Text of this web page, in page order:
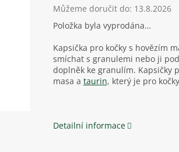
Můžeme doručit do: 13.8.2026
Položka byla vyprodána…
Kapsička pro kočky s hovězím
smíchat s granulemi nebo ji
doplněk ke granulím. Kapsičky
masa a taurin, který je pro
Detailní informace